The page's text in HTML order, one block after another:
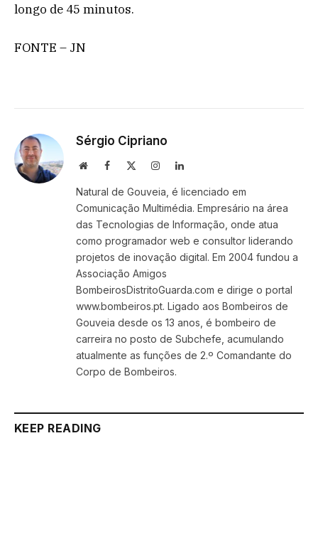
longo de 45 minutos.
FONTE – JN
Sérgio Cipriano
WebsiteFacebook InstagramLinkedIn
Natural de Gouveia, é licenciado em
Comunicação Multimédia. Empresário na área
das Tecnologias de Informação, onde atua
como programador web e consultor liderando
projetos de inovação digital. Em 2004 fundou a
Associação Amigos
BombeirosDistritoGuarda.com e dirige o portal
www.bombeiros.pt. Ligado aos Bombeiros de
Gouveia desde os 13 anos, é bombeiro de
carreira no posto de Subchefe, acumulando
atualmente as funções de 2.º Comandante do
Corpo de Bombeiros.
KEEP READING